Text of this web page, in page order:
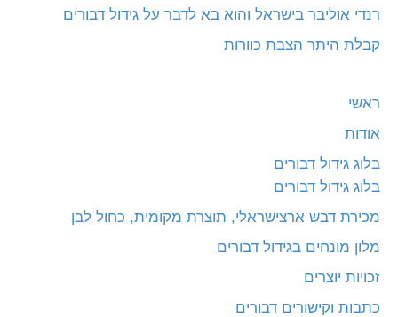
רנדי אוליבר בישראל והוא בא לדבר על גידול דבורים
קבלת היתר הצבת כוורות
ראשי
אודות
בלוג גידול דבורים
בלוג גידול דבורים
מכירת דבש ארצישראלי, תוצרת מקומית, כחול לבן
מלון מונחים בגידול דבורים
זכויות יוצרים
כתבות וקישורים דבורים